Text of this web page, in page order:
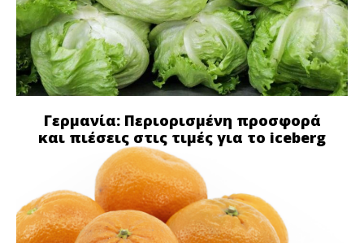
Γερμανία: Περιορισμένη προσφορά
και πιέσεις στις τιμές για το iceberg